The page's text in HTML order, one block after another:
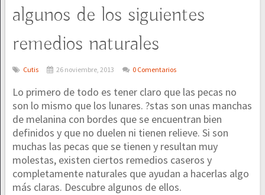
algunos de los siguientes
remedios naturales
Cutis 26 noviembre, 2013 0 Comentarios
Lo primero de todo es tener claro que las pecas no
son lo mismo que los lunares. ?stas son unas manchas
de melanina con bordes que se encuentran bien
definidos y que no duelen ni tienen relieve. Si son
muchas las pecas que se tienen y resultan muy
molestas, existen ciertos remedios caseros y
completamente naturales que ayudan a hacerlas algo
más claras. Descubre algunos de ellos.